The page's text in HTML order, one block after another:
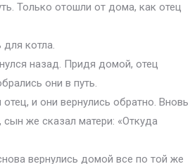
Только отошли от дома, как отец
котла.
назад. Придя домой, отец
они в путь.
и они вернулись обратно. Вновь
же сказал матери: «Откуда
вернулись домой все по той же